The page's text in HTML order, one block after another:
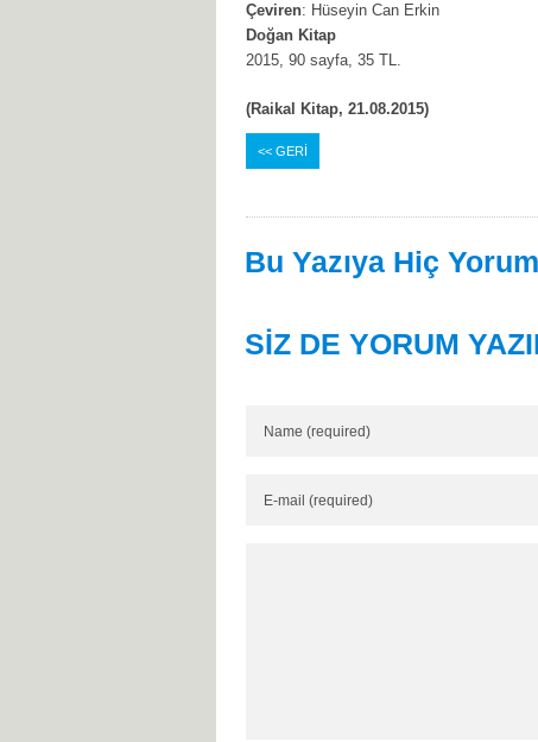
Çeviren: Hüseyin Can Erkin
Doğan Kitap
2015, 90 sayfa, 35 TL.
(Raikal Kitap, 21.08.2015)
<< GERİ
Bu Yazıya Hiç
SİZ DE YORUM